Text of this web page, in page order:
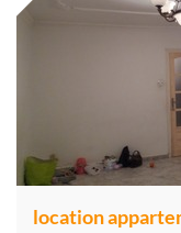
location